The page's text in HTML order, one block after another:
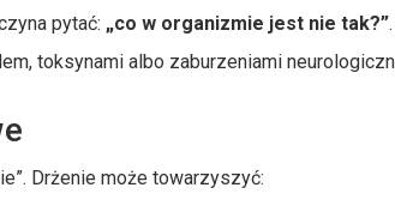
pytać: „co w organizmie jest nie tak?”
toksynami albo zaburzeniami
Drżenie może towarzyszyć: